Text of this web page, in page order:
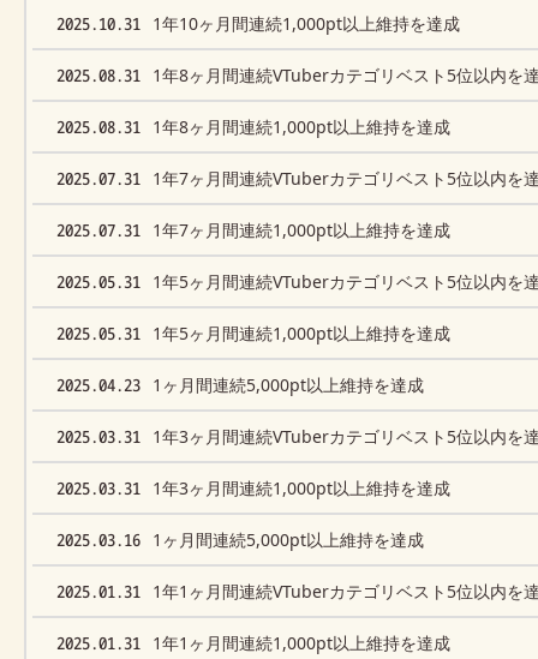
2025.10.31 1年10ヶ月間連続1,000pt以上維持を達成
2025.08.31 1年8ヶ月間連続VTuberカテゴリベスト5位以内を
2025.08.31 1年8ヶ月間連続1,000pt以上維持を達成
2025.07.31 1年7ヶ月間連続VTuberカテゴリベスト5位以内を
2025.07.31 1年7ヶ月間連続1,000pt以上維持を達成
2025.05.31 1年5ヶ月間連続VTuberカテゴリベスト5位以内を
2025.05.31 1年5ヶ月間連続1,000pt以上維持を達成
2025.04.23 1ヶ月間連続5,000pt以上維持を達成
2025.03.31 1年3ヶ月間連続VTuberカテゴリベスト5位以内を
2025.03.31 1年3ヶ月間連続1,000pt以上維持を達成
2025.03.16 1ヶ月間連続5,000pt以上維持を達成
2025.01.31 1年1ヶ月間連続VTuberカテゴリベスト5位以内を
2025.01.31 1年1ヶ月間連続1,000pt以上維持を達成